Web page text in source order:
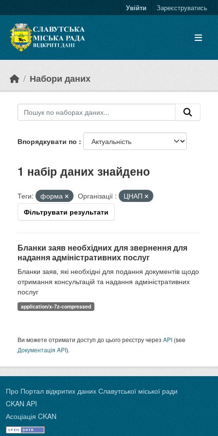
Увійти Зареєструватись
Набори даних
Впорядкувати по
1 набір даних знайдено
Теги: форма Організації :
ЦНАП
Фільтрувати результати
Бланки заяв необхідних для звернення для
надання адміністративних послуг
Бланки заяв, які необхідні для подання документів щодо
отримання консультацій та надання адміністративних
послуг
application/x-7z-compressed
Ви можете отримати доступ до цього реєстру через API (see
Документація API).
Про Портал відкритих даних Славутської міської ради
CKAN API
Асоціація CKAN